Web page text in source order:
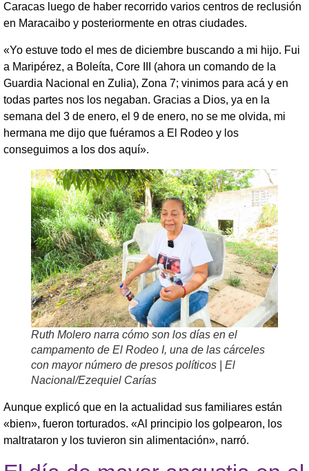
Caracas luego de haber recorrido varios centros de reclusión
en Maracaibo y posteriormente en otras ciudades.
«Yo estuve todo el mes de diciembre buscando a mi hijo. Fui
a Maripérez, a Boleíta, Core III (ahora un comando de la
Guardia Nacional en Zulia), Zona 7; vinimos para acá y en
todas partes nos los negaban. Gracias a Dios, ya en la
semana del 3 de enero, el 9 de enero, no se me olvida, mi
hermana me dijo que fuéramos a El Rodeo y los
conseguimos a los dos aquí».
Ruth Molero narra cómo son los días en el
campamento de El Rodeo I, una de las cárceles
con mayor número de presos políticos | El
Nacional/Ezequiel Carías
Aunque explicó que en la actualidad sus familiares están
«bien», fueron torturados. «Al principio los golpearon, los
maltrataron y los tuvieron sin alimentación», narró.